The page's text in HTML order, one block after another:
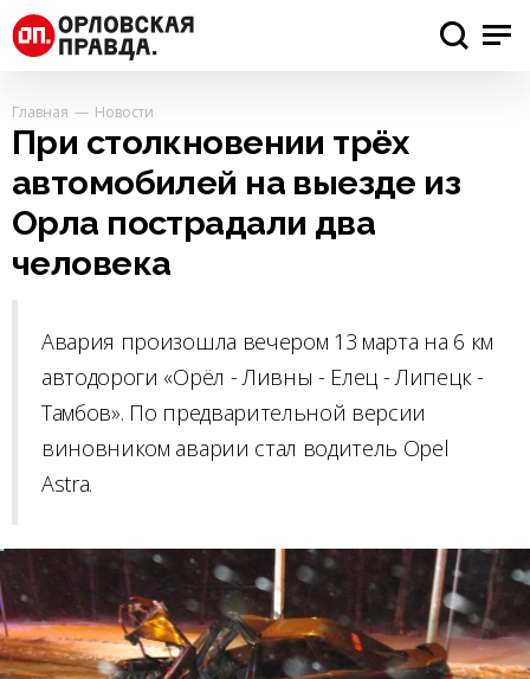
Главная Новости
При столкновении трёх
автомобилей на выезде из
Орла пострадали два
человека
Авария произошла вечером 13 марта на 6 км
автодороги «Орёл - Ливны - Елец - Липецк -
Тамбов». По предварительной версии
виновником аварии стал водитель Opel
Astra.